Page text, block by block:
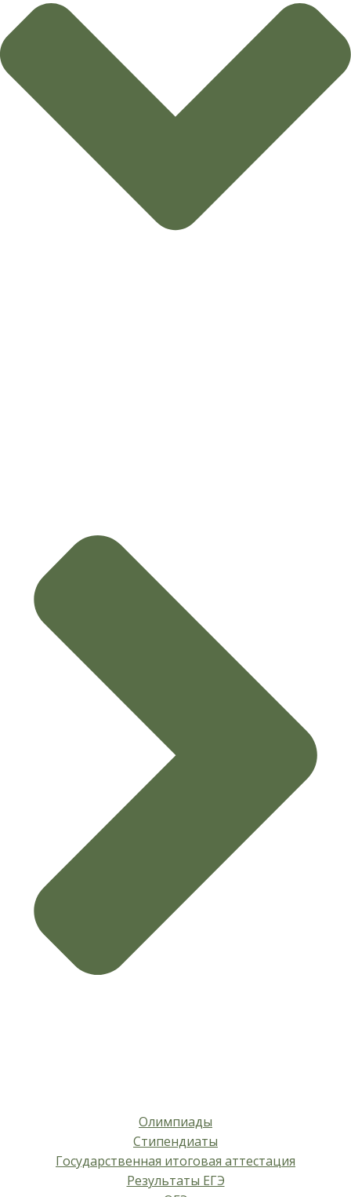
Олимпиады
Стипендиаты
Государственная итоговая аттестация
Результаты ЕГЭ